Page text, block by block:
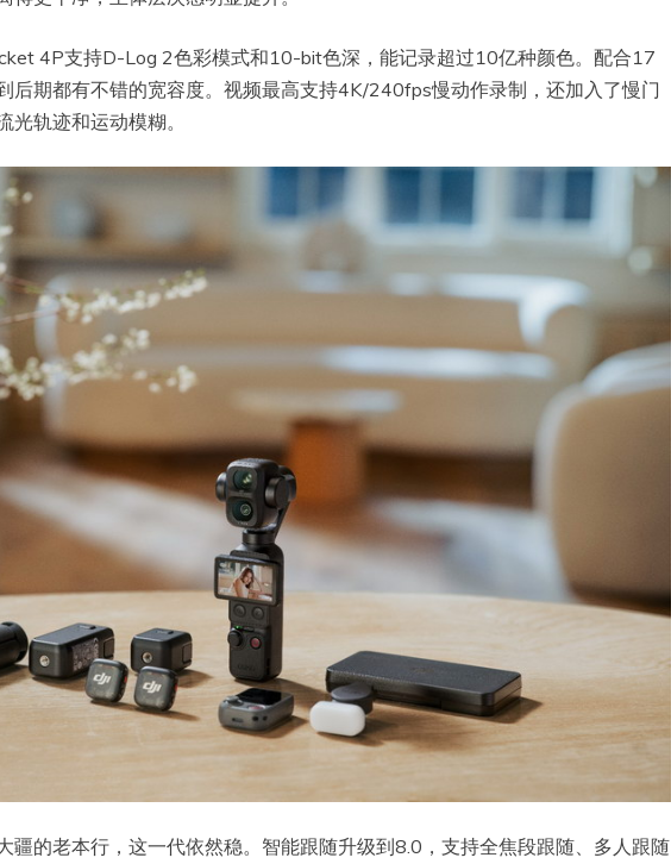
4P支持D-Log 2色彩模式和10-bit色深，能记录超过10亿种颜色。配合17
后期都有不错的宽容度。视频最高支持4K/240fps慢动作录制，还加入了慢门
光轨迹和运动模糊。
疆的老本行，这一代依然稳。智能跟随升级到8.0，支持全焦段跟随、多人跟随